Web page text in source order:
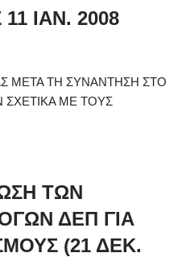
ΙΑΝ. 2008
ΜΕΤΑ ΤΗ ΣΥΝΑΝΤΗΣΗ ΣΤΟ
ΜΕ ΤΟΥΣ
ΤΩΝ
ΔΕΠ ΓΙΑ
(21 ΔΕΚ.